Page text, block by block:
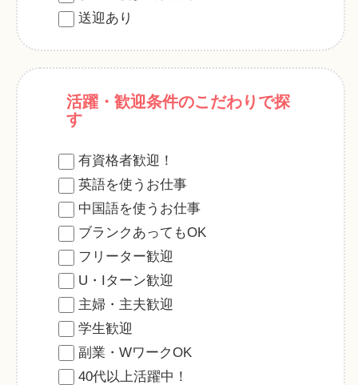
送迎あり
活躍・歓迎条件のこだわりで探
す
有資格者歓迎！
英語を使うお仕事
中国語を使うお仕事
ブランクあってもOK
フリーター歓迎
U・Iターン歓迎
主婦・主夫歓迎
学生歓迎
副業・WワークOK
40代以上活躍中！